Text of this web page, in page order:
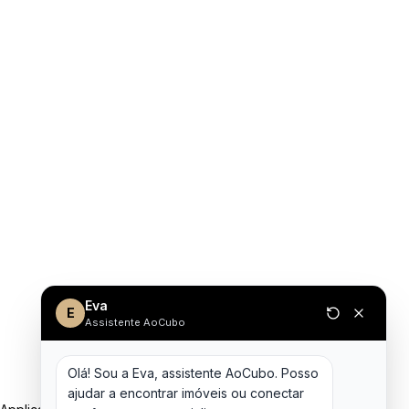
E Eva
Assistente AoCubo
Olá! Sou a Eva, assistente AoCubo. Posso
ajudar a encontrar imóveis ou conectar